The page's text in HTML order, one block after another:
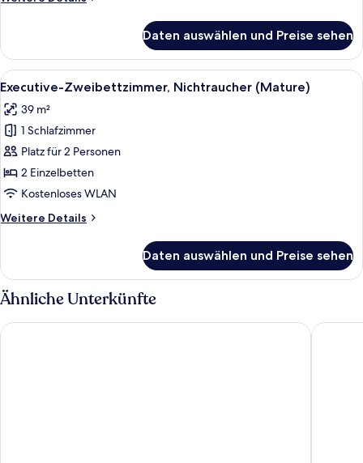
anzeigen
Doppelzimmer,
Nichtraucher
(Mature)
Daten auswählen und Preise sehen
Alle
Fotos
für
Executive-
Zweibettzimmer,
Nichtraucher
(Mature)
Ein Hotelzimmer mit zwei Betten,
1
Executive-Zweibettzimmer, Nichtraucher (Mature)
39 m²
1 Schlafzimmer
Platz für 2 Personen
2 Einzelbetten
Kostenloses WLAN
Weitere Details
Weitere
Zweibettzimmer,
Nichtraucher
(Mature)
Daten auswählen und Preise sehen
Ähnliche Unterkünfte
Hotel Gracery Shinjuku THE